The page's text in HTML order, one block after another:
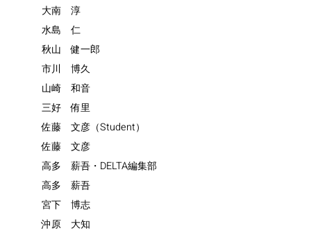
大南 淳
水島 仁
秋山 健一郎
市川 博久
山崎 和音
三好 侑里
佐藤 文彦（Student）
佐藤 文彦
高多 薪吾・DELTA編集部
高多 薪吾
宮下 博志
沖原 大知